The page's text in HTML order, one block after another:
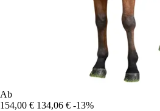
Ab
154,00 € 134,06 € -13%